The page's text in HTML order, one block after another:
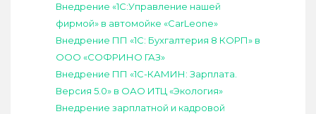
Внедрение «1С:Управление нашей
фирмой» в автомойке «CarLeone»
Внедрение ПП «1С: Бухгалтерия 8 КОРП» в
ООО «СОФРИНО ГАЗ»
Внедрение ПП «1С-КАМИН: Зарплата.
Версия 5.0» в ОАО ИТЦ «Экология»
Внедрение зарплатной и кадровой